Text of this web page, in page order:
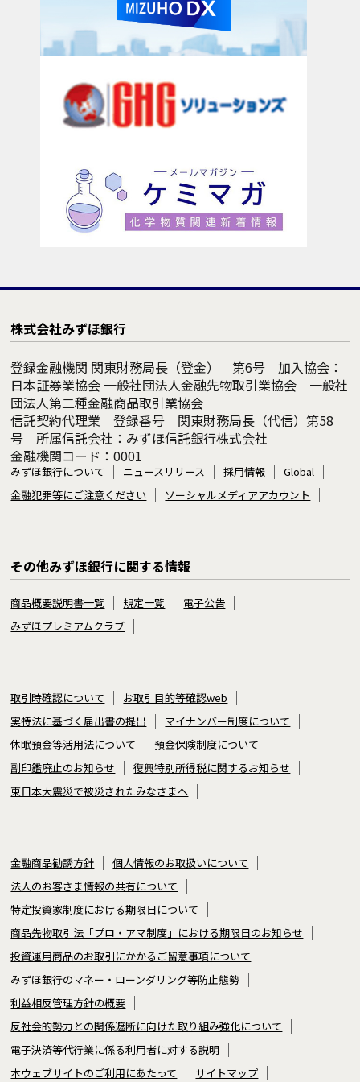
株式会社みずほ銀行
登録金融機関 関東財務局長（登金） 第6号 加入協会：
日本証券業協会 一般社団法人金融先物取引業協会 一般社
団法人第二種金融商品取引業協会
信託契約代理業 登録番号 関東財務局長（代信）第58
号 所属信託会社：みずほ信託銀行株式会社
金融機関コード：0001
みずほ銀行について ニュースリリース 採用情報
Global
金融犯罪等にご注意ください
ソーシャルメディアアカウント
その他みずほ銀行に関する情報
商品概要説明書一覧 規定一覧
電子公告
みずほプレミアムクラブ
取引時確認について
お取引目的等確認web
実特法に基づく届出書の提出
マイナンバー制度について
休眠預金等活用法について
預金保険制度について
副印鑑廃止のお知らせ
復興特別所得税に関するお知らせ
東日本大震災で被災されたみなさまへ
金融商品勧誘方針
個人情報のお取扱いについて
法人のお客さま情報の共有について
特定投資家制度における期限日について
商品先物取引法「プロ・アマ制度」における期限日のお知らせ
投資運用商品のお取引にかかるご留意事項について
みずほ銀行のマネー・ローンダリング等防止態勢
利益相反管理方針の概要
反社会的勢力との関係遮断に向けた取り組み強化について
電子決済等代行業に係る利用者に対する説明
本ウェブサイトのご利用にあたって
サイトマップ